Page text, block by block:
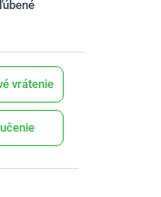
vrátenie